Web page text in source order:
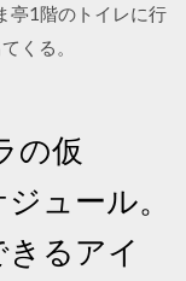
亭1階のトイレに行
くる。
の仮
ュール。
るアイ